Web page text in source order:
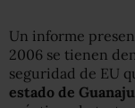
Un informe
2006 se tienen
seguridad de EU
estado de